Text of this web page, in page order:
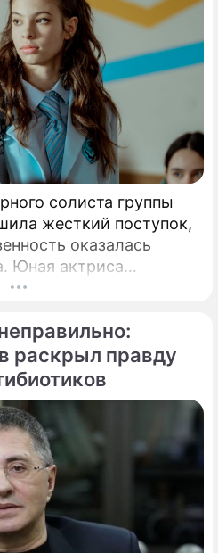
солиста группы
жесткий поступок,
оказалась
Юная актриса
бессменного лидера
своих многочисленных
раскрыл правду